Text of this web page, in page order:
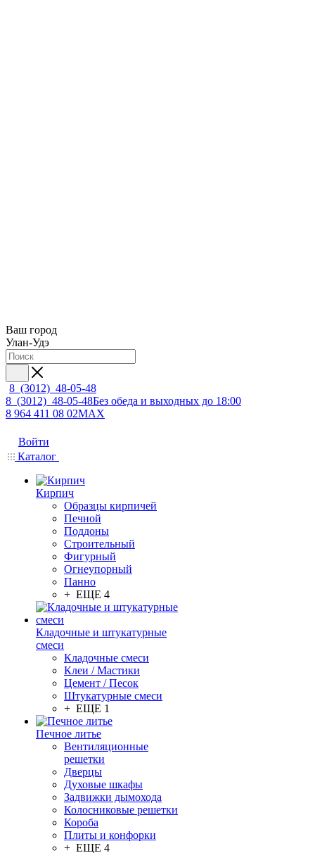
Ваш город
Улан-Удэ
8 (3012) 48-05-48
8 (3012) 48-05-48Без обеда и выходных до 18:00
8 964 411 08 02MAX
Войти
Каталог
Кирпич
Образцы кирпичей
Печной
Поддоны
Строительный
Фигурный
Огнеупорный
Панно
+ ЕЩЕ 4
Кладочные и штукатурные
смеси
Кладочные смеси
Клеи / Мастики
Цемент / Песок
Штукатурные смеси
+ ЕЩЕ 1
Печное литье
Вентиляционные
решетки
Дверцы
Духовые шкафы
Задвижки дымохода
Колосниковые решетки
Короба
Плиты и конфорки
+ ЕЩЕ 4